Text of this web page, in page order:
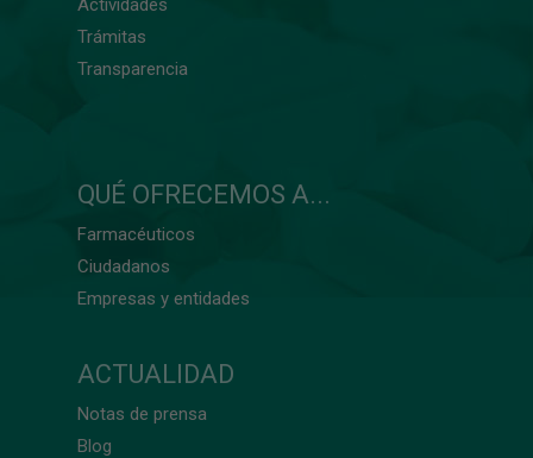
Actividades
Trámitas
Transparencia
QUÉ OFRECEMOS A...
Farmacéuticos
Ciudadanos
Empresas y entidades
ACTUALIDAD
Notas de prensa
Blog